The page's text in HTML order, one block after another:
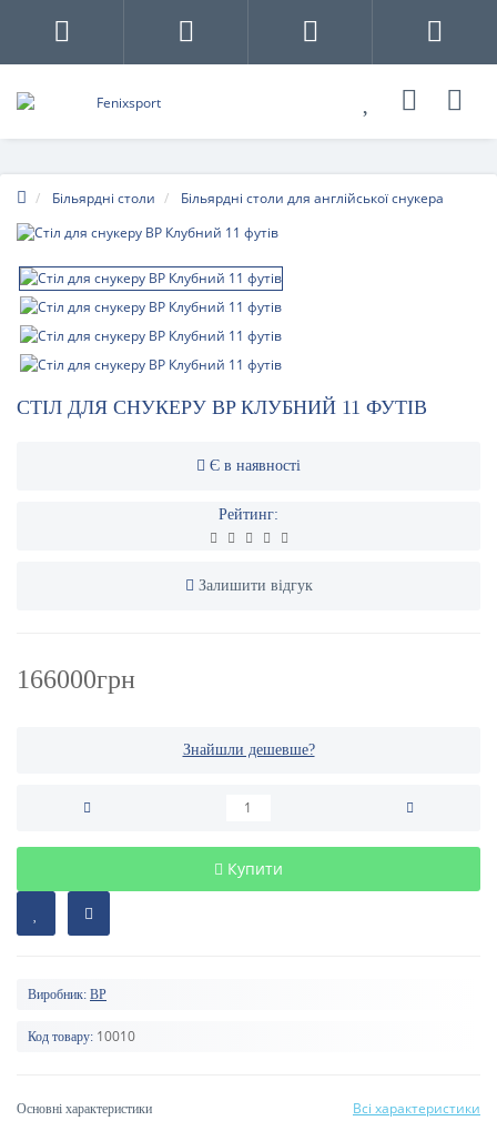
Більярдні столи Більярдні столи для англійської снукера
СТІЛ ДЛЯ СНУКЕРУ BP КЛУБНИЙ 11 ФУТІВ
Є в наявності
Рейтинг:
Залишити відгук
166000грн
Знайшли дешевше?
Купити
Виробник: BP
Код товару: 10010
Основні характеристики Всі характеристики